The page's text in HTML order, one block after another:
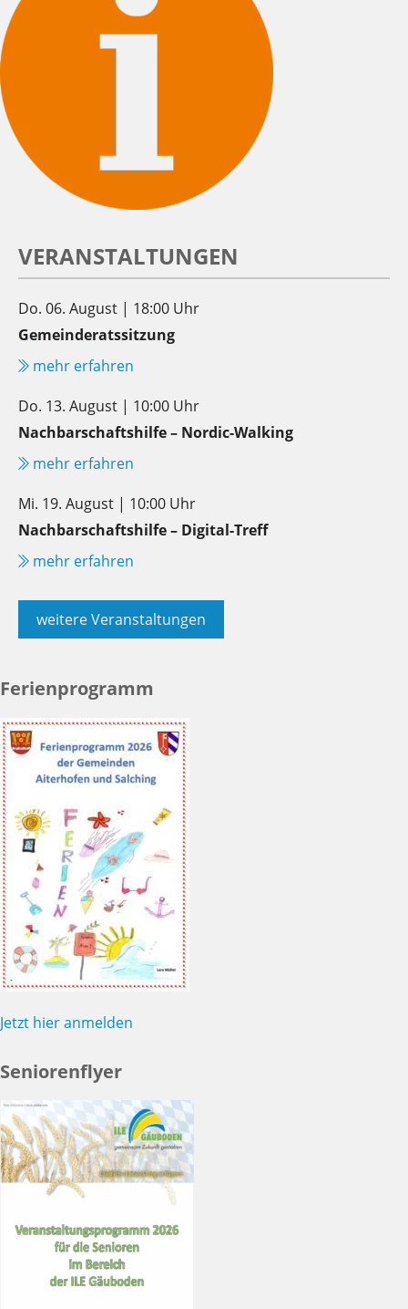
VERANSTALTUNGEN
Do. 06. August | 18:00 Uhr
Gemeinderatssitzung
mehr erfahren
Do. 13. August | 10:00 Uhr
Nachbarschaftshilfe – Nordic-Walking
mehr erfahren
Mi. 19. August | 10:00 Uhr
Nachbarschaftshilfe – Digital-Treff
mehr erfahren
weitere Veranstaltungen
Ferienprogramm
Jetzt hier anmelden
Seniorenflyer